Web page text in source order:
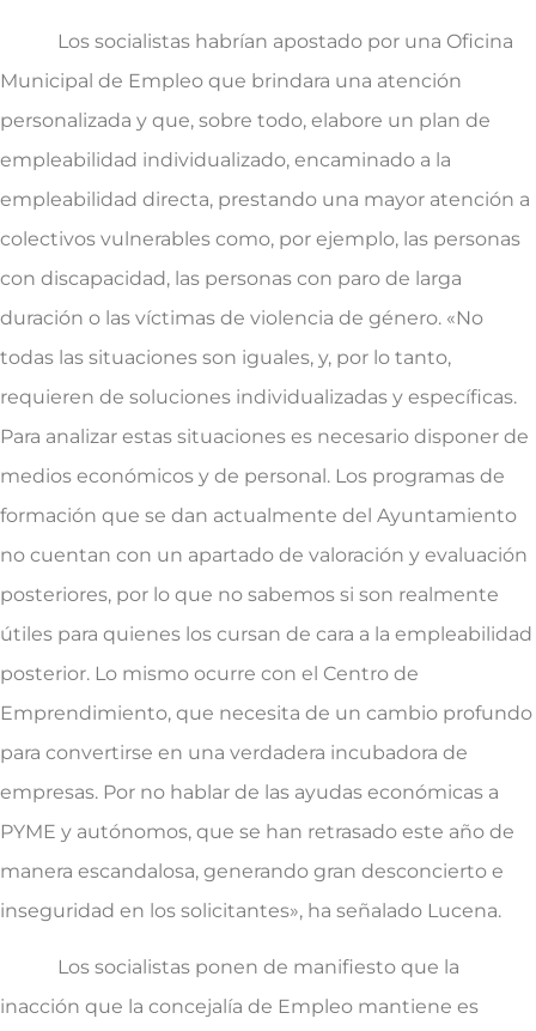
Los socialistas habrían apostado por una Oficina
Municipal de Empleo que brindara una atención
personalizada y que, sobre todo, elabore un plan de
empleabilidad individualizado, encaminado a la
empleabilidad directa, prestando una mayor atención a
colectivos vulnerables como, por ejemplo, las personas
con discapacidad, las personas con paro de larga
duración o las víctimas de violencia de género. «No
todas las situaciones son iguales, y, por lo tanto,
requieren de soluciones individualizadas y específicas.
Para analizar estas situaciones es necesario disponer de
medios económicos y de personal. Los programas de
formación que se dan actualmente del Ayuntamiento
no cuentan con un apartado de valoración y evaluación
posteriores, por lo que no sabemos si son realmente
útiles para quienes los cursan de cara a la empleabilidad
posterior. Lo mismo ocurre con el Centro de
Emprendimiento, que necesita de un cambio profundo
para convertirse en una verdadera incubadora de
empresas. Por no hablar de las ayudas económicas a
PYME y autónomos, que se han retrasado este año de
manera escandalosa, generando gran desconcierto e
inseguridad en los solicitantes», ha señalado Lucena.
Los socialistas ponen de manifiesto que la
inacción que la concejalía de Empleo mantiene es